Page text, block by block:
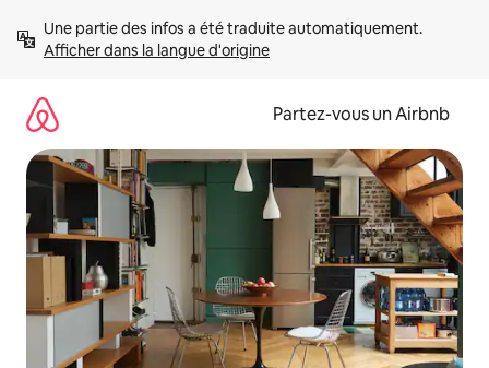
directement
Afficher dans la langue d'origine
Partez-vous un Airbnb